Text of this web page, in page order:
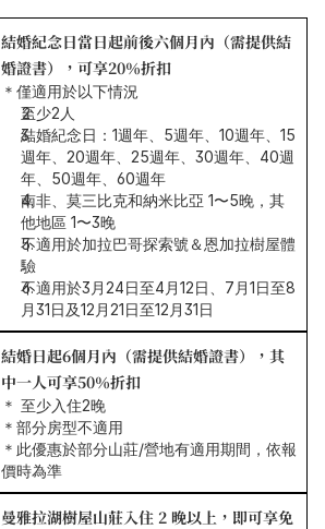
結婚紀念日當日起前後六個月內（需提供結
婚證書），可享20％折扣
＊僅適用於以下情況
至少2人
結婚紀念日：1週年、5週年、10週年、15
週年、20週年、25週年、30週年、40週
年、50週年、60週年
南非、莫三比克和納米比亞 1〜5晚，其
他地區 1〜3晚
不適用於加拉巴哥探索號＆恩加拉樹屋體
驗
不適用於3月24日至4月12日、7月1日至8
月31日及12月21日至12月31日
結婚日起6個月內（需提供結婚證書），其
中一人可享50％折扣
＊ 至少入住2晚
＊部分房型不適用
＊此優惠於部分山莊/營地有適用期間，依報
價時為準
曼雅拉湖樹屋山莊入住 2 晚以上，即可享免